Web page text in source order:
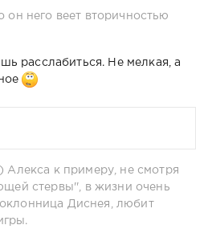
он него веет вторичностью
расслабиться. Не мелкая, а
Алекса к примеру, не смотря
стервы'', в жизни очень
Диснея, любит